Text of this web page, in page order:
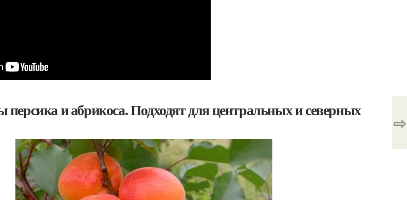
персика и абрикоса. Подходят для центральных и северных
⇨